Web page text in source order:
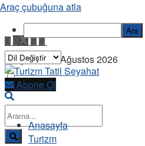
Perşembe, 6 Ağustos 2026
Abone Ol
Anasayfa
Turizm
Araç çubuğuna atla
Ara